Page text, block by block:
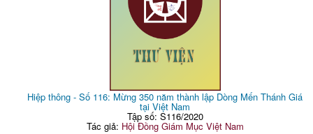
Hiệp thông - Số 116: Mừng 350 năm thành lập Dòng Mến Thánh Giá
tại Việt Nam
Tập số: S116/2020
Tác giả: Hội Đồng Giám Mục Việt Nam